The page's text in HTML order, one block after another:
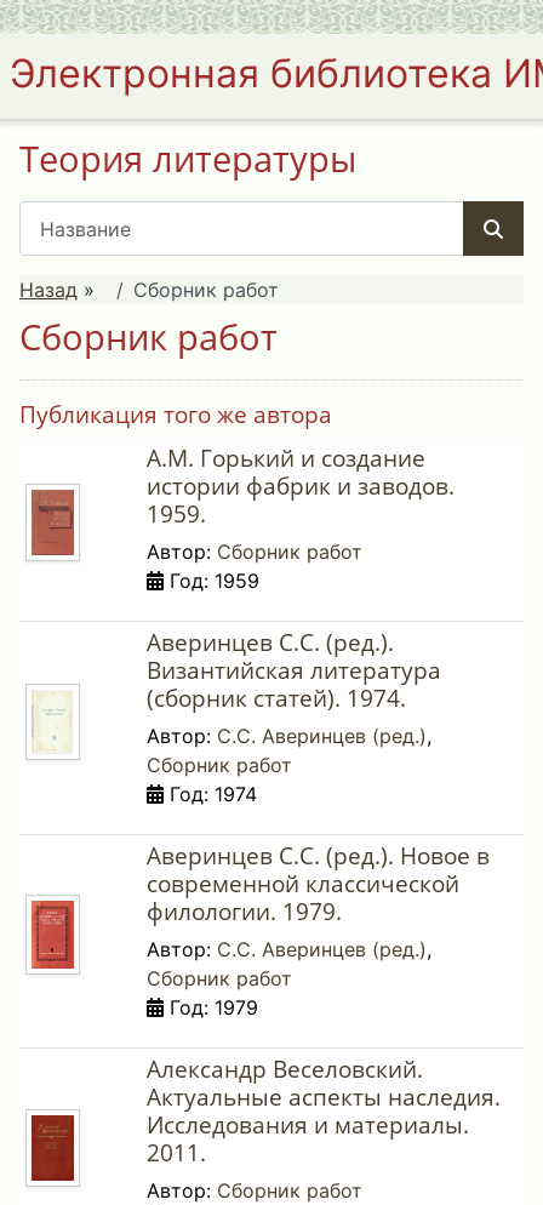
Электронная библиотека
Теория литературы
Назад » Сборник работ
Сборник работ
Публикация того же автора
А.М. Горький и создание
истории фабрик и заводов.
1959.
Автор: Сборник работ
Год: 1959
Аверинцев С.С. (ред.).
Византийская литература
(сборник статей). 1974.
Автор: С.С. Аверинцев (ред.),
Сборник работ
Год: 1974
Аверинцев С.С. (ред.). Новое в
современной классической
филологии. 1979.
Автор: С.С. Аверинцев (ред.),
Сборник работ
Год: 1979
Александр Веселовский.
Актуальные аспекты наследия.
Исследования и материалы.
2011.
Автор: Сборник работ